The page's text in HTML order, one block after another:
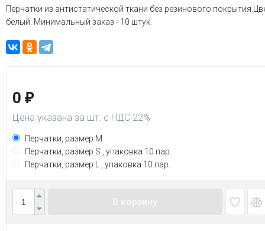
Перчатки из антистатической ткани без резинового
белый. Минимальный заказ - 10 штук.
0 ₽
Цена указана за шт. с НДС 22%
Перчатки, размер М
Перчатки, размер S , упаковка 10 пар.
Перчатки, размер L , упаковка 10 пар.